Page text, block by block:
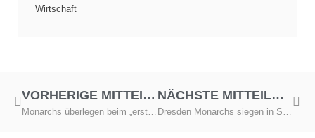
Wirtschaft
VORHERIGE MITTEILUNG NÄCHSTE MITTEILUNG